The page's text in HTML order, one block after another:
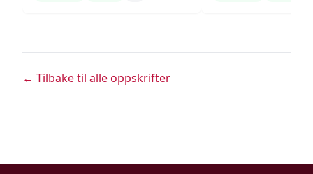
← Tilbake til alle oppskrifter